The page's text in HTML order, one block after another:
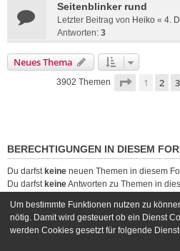
Seitenblinker rund
Letzter Beitrag von Heiko « 4.
Antworten: 3
Neues Thema
3902 Themen Seite 1von
1 2 3
BERECHTIGUNGEN IN DIESEM
Du darfst keine neuen Themen in diesem
Du darfst keineAntworten zu Themen in
Du darfst deine Beiträge in diesem Forum
Du darfstkeineDateianhänge in diesem
Um bestimmte Funktionen nutzen zu
nötig. Damit wird gesteuert ob ein Dienst
werden Cookies gesetzt für folgende